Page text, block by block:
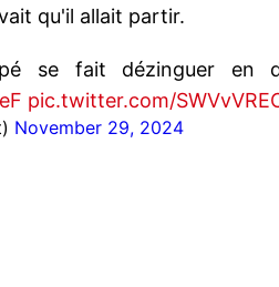
qu'il allait partir.
se fait dézinguer en
pic.twitter.com/
November 29, 2024